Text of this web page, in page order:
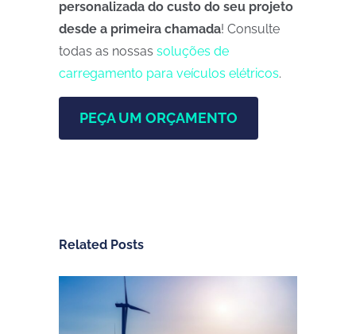
personalizada do custo do seu projeto
desde a primeira chamada! Consulte
todas as nossas soluções de
carregamento para veículos elétricos.
PEÇA UM ORÇAMENTO
Related Posts